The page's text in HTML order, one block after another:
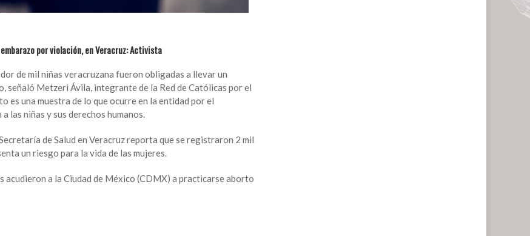
por violación, en Veracruz: Activista
de mil niñas veracruzana fueron obligadas a llevar un
señaló Metzeri Ávila, integrante de la Red de Católicas por el
es una muestra de lo que ocurre en la entidad por el
las niñas y sus derechos humanos.
de Salud en Veracruz reporta que se registraron 2 mil
un riesgo para la vida de las mujeres.
acudieron a la Ciudad de México (CDMX) a practicarse aborto